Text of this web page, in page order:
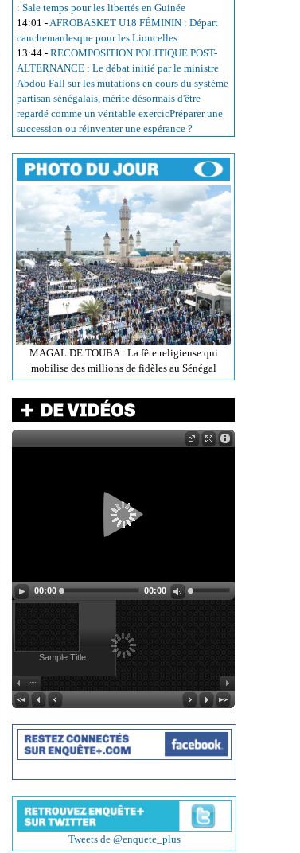
: Sale temps pour les libertés en Guinée
14:01 -AFROBASKET U18 FÉMININ : Départ
cauchemardesque pour les Lioncelles
13:44 - RECOMPOSITION POLITIQUE POST-
ALTERNANCE : Le débat initié par le ministre
Abdou Fall sur les mutations en cours du système
partisan sénégalais, mérite désormais d'être
regardé comme un véritable exercicPréparer une
succession ou réinventer une espérance ?
MAGAL DE TOUBA : La fête religieuse qui
mobilise des millions de fidèles au Sénégal
00:00 00:00
Sample Title
Tweets de @enquete_plus